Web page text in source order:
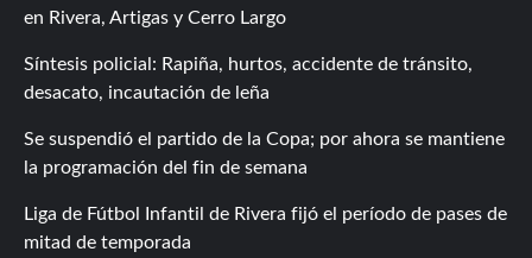
en Rivera, Artigas y Cerro Largo
Síntesis policial: Rapiña, hurtos, accidente de tránsito,
desacato, incautación de leña
Se suspendió el partido de la Copa; por ahora se mantiene
la programación del fin de semana
Liga de Fútbol Infantil de Rivera fijó el período de pases de
mitad de temporada